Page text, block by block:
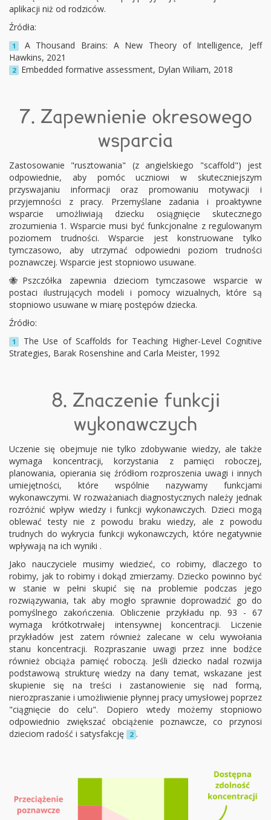
aplikacji niż od rodziców.
Źródła:
1
A Thousand Brains: A New Theory of Intelligence, Jeff
Hawkins, 2021
2 Embedded formative assessment, Dylan Wiliam, 2018
7. Zapewnienie okresowego
wsparcia
Zastosowanie "rusztowania" (z angielskiego "scaffold") jest
odpowiednie, aby pomóc uczniowi w skuteczniejszym
przyswajaniu informacji oraz promowaniu motywacji i
przyjemności z pracy. Przemyślane zadania i proaktywne
wsparcie umożliwiają dziecku osiągnięcie skutecznego
zrozumienia 1. Wsparcie musi być funkcjonalne z regulowanym
poziomem trudności. Wsparcie jest konstruowane tylko
tymczasowo, aby utrzymać odpowiedni poziom trudności
poznawczej. Wsparcie jest stopniowo usuwane.
🐝Pszczółka zapewnia dzieciom tymczasowe wsparcie w
postaci ilustrujących modeli i pomocy wizualnych, które są
stopniowo usuwane w miarę postępów dziecka.
Źródło:
1
The Use of Scaffolds for Teaching Higher-Level Cognitive
Strategies, Barak Rosenshine and Carla Meister, 1992
8. Znaczenie funkcji
wykonawczych
Uczenie się obejmuje nie tylko zdobywanie wiedzy, ale także
wymaga koncentracji, korzystania z pamięci roboczej,
planowania, opierania się źródłom rozproszenia uwagi i innych
umiejętności, które wspólnie nazywamy funkcjami
wykonawczymi. W rozważaniach diagnostycznych należy jednak
rozróżnić wpływ wiedzy i funkcji wykonawczych. Dzieci mogą
oblewać testy nie z powodu braku wiedzy, ale z powodu
trudnych do wykrycia funkcji wykonawczych, które negatywnie
wpływają na ich wyniki .
Jako nauczyciele musimy wiedzieć, co robimy, dlaczego to
robimy, jak to robimy i dokąd zmierzamy. Dziecko powinno być
w stanie w pełni skupić się na problemie podczas jego
rozwiązywania, tak aby mogło sprawnie doprowadzić go do
pomyślnego zakończenia. Obliczenie przykładu np. 93 - 67
wymaga krótkotrwałej intensywnej koncentracji. Liczenie
przykładów jest zatem również zalecane w celu wywołania
stanu koncentracji. Rozpraszanie uwagi przez inne bodźce
również obciąża pamięć roboczą. Jeśli dziecko nadal rozwija
podstawową strukturę wiedzy na dany temat, wskazane jest
skupienie się na treści i zastanowienie się nad formą,
nierozpraszanie i umożliwienie płynnej pracy umysłowej poprzez
"ciągnięcie do celu". Dopiero wtedy możemy stopniowo
odpowiednio zwiększać obciążenie poznawcze, co przynosi
dzieciom radość i satysfakcję
2 .